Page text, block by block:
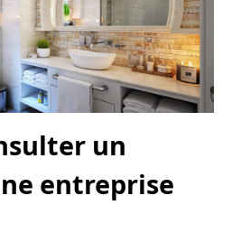
un
entreprise